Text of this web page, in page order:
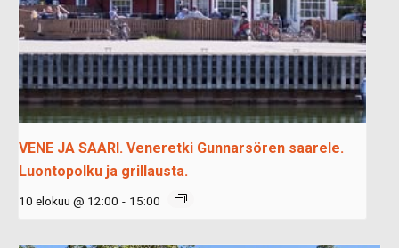
VENE JA SAARI. Veneretki Gunnarsören saarele.
Luontopolku ja grillausta.
10 elokuu @ 12:00 - 15:00